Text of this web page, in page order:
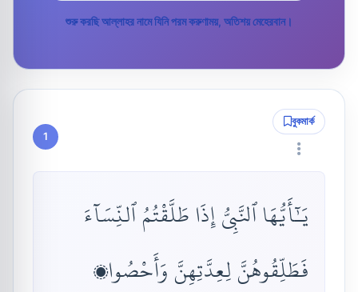
শুরু করছি আল্লাহর নামে যিনি পরম করুণাময়, অতিশয় মেহেরবান।
1
বুকমার্ক
يَـٰٓأَيُّهَا ٱلنَّبِىُّ إِذَا طَلَّقْتُمُ ٱلنِّسَآءَ
فَطَلِّقُوهُنَّ لِعِدَّتِهِنَّ وَأَحْصُوا۟